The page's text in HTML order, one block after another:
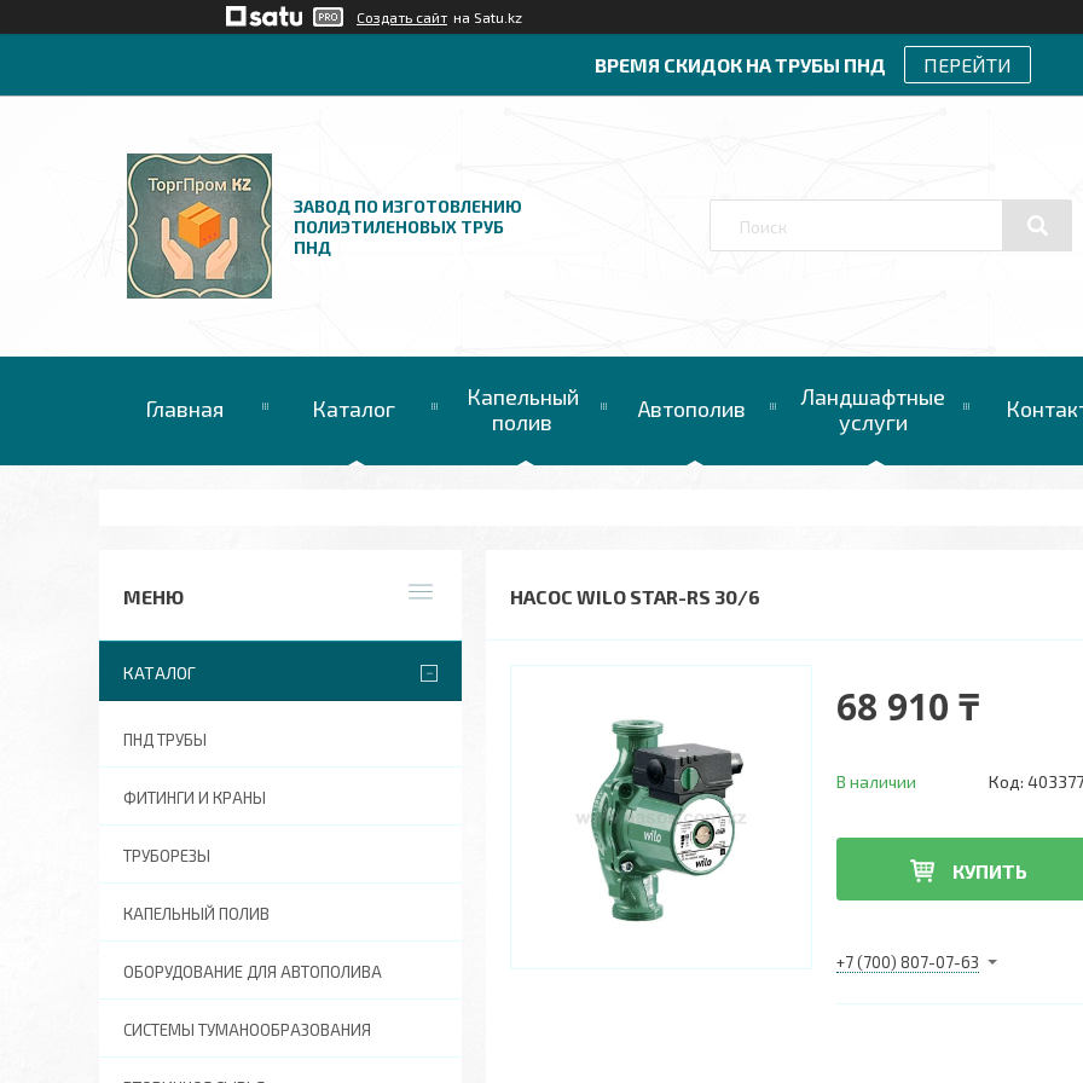
Создать сайт на Satu.kz
ВРЕМЯ СКИДОК НА ТРУБЫ ПНД ПЕРЕЙТИ
ЗАВОД ПО ИЗГОТОВЛЕНИЮ
ПОЛИЭТИЛЕНОВЫХ ТРУБ
ПНД
Главная Каталог
Капельный
полив
Автополив
Ландшафтные
услуги
НАСОС WILO STAR-RS 30/6
68 910 ₸
В наличии Код:
КУПИТЬ
+7 (700) 807-07-63
КАТАЛОГ
ПНД ТРУБЫ
ФИТИНГИ И КРАНЫ
ТРУБОРЕЗЫ
КАПЕЛЬНЫЙ ПОЛИВ
ОБОРУДОВАНИЕ ДЛЯ АВТОПОЛИВА
СИСТЕМЫ ТУМАНООБРАЗОВАНИЯ